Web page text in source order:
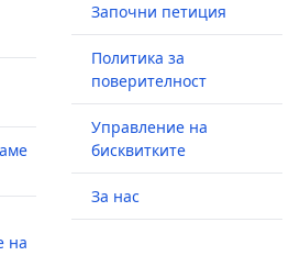
на
Започни петиция
Политика за
поверителност
Управление на
бисквитките
За нас